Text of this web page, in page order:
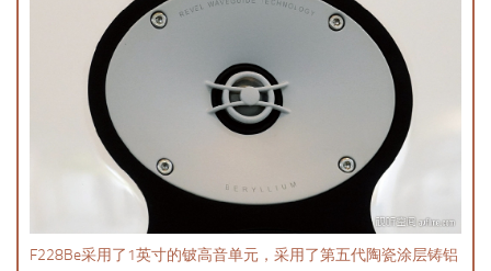
F228Be采用了1英寸的铍高音单元，采用了第五代陶瓷涂层铸铝